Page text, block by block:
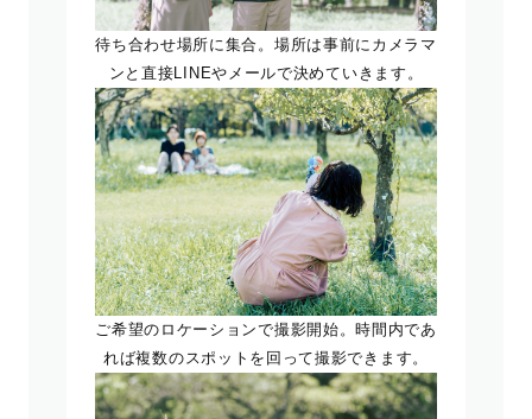
待ち合わせ場所に集合。場所は事前にカメラマ
ンと直接LINEやメールで決めていきます。
ご希望のロケーションで撮影開始。時間内であ
れば複数のスポットを回って撮影できます。